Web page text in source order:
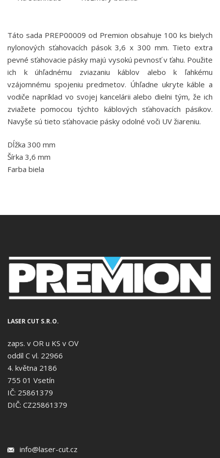
Táto sada PREP00009 od Premion obsahuje 100 ks bielych
nylonových sťahovacích pások 3,6 x 300 mm. Tieto extra
pevné sťahovacie pásky majú vysokú pevnosť v ťahu. Použite
ich k úhľadnému zviazaniu káblov alebo k ľahkému
vzájomnému spojeniu predmetov. Úhľadne ukryte káble a
vodiče napríklad vo svojej kancelárii alebo dielni tým, že ich
zviažete pomocou týchto káblových sťahovacích pásikov.
Navyše sú tieto sťahovacie pásky odolné voči UV žiareniu.
Dĺžka 300 mm
Šírka 3,6 mm
Farba biela
LASER CUT S.R.O.
zaps. v OR u KS v OV
oddíl C vl. 22966
4. května 2186
755 01 Vsetín
IČ: 25861379
DIČ: CZ25861379
info@laser-cut.cz